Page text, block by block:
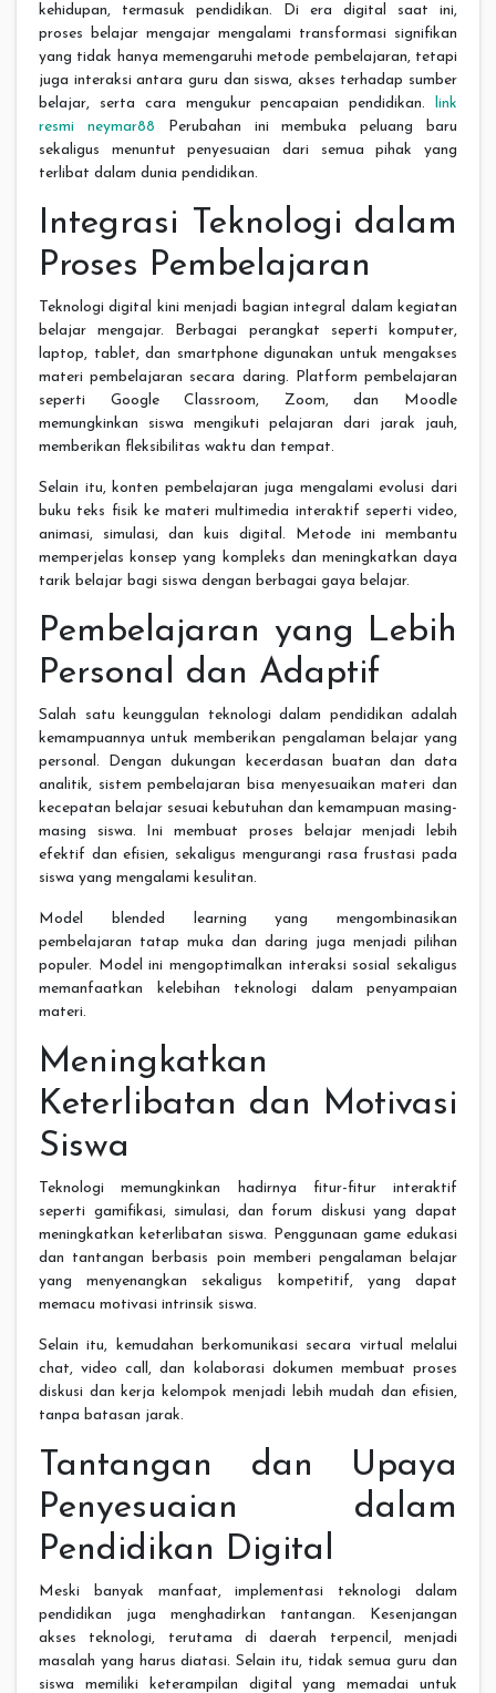
kehidupan, termasuk pendidikan. Di era digital saat ini,
proses belajar mengajar mengalami transformasi signifikan
yang tidak hanya memengaruhi metode pembelajaran, tetapi
juga interaksi antara guru dan siswa, akses terhadap sumber
belajar, serta cara mengukur pencapaian pendidikan. link
resmi neymar88 Perubahan ini membuka peluang baru
sekaligus menuntut penyesuaian dari semua pihak yang
terlibat dalam dunia pendidikan.
Integrasi Teknologi dalam
Proses Pembelajaran
Teknologi digital kini menjadi bagian integral dalam kegiatan
belajar mengajar. Berbagai perangkat seperti komputer,
laptop, tablet, dan smartphone digunakan untuk mengakses
materi pembelajaran secara daring. Platform pembelajaran
seperti Google Classroom, Zoom, dan Moodle
memungkinkan siswa mengikuti pelajaran dari jarak jauh,
memberikan fleksibilitas waktu dan tempat.
Selain itu, konten pembelajaran juga mengalami evolusi dari
buku teks fisik ke materi multimedia interaktif seperti video,
animasi, simulasi, dan kuis digital. Metode ini membantu
memperjelas konsep yang kompleks dan meningkatkan daya
tarik belajar bagi siswa dengan berbagai gaya belajar.
Pembelajaran yang Lebih
Personal dan Adaptif
Salah satu keunggulan teknologi dalam pendidikan adalah
kemampuannya untuk memberikan pengalaman belajar yang
personal. Dengan dukungan kecerdasan buatan dan data
analitik, sistem pembelajaran bisa menyesuaikan materi dan
kecepatan belajar sesuai kebutuhan dan kemampuan masing-
masing siswa. Ini membuat proses belajar menjadi lebih
efektif dan efisien, sekaligus mengurangi rasa frustasi pada
siswa yang mengalami kesulitan.
Model blended learning yang mengombinasikan
pembelajaran tatap muka dan daring juga menjadi pilihan
populer. Model ini mengoptimalkan interaksi sosial sekaligus
memanfaatkan kelebihan teknologi dalam penyampaian
materi.
Meningkatkan
Keterlibatan dan Motivasi
Siswa
Teknologi memungkinkan hadirnya fitur-fitur interaktif
seperti gamifikasi, simulasi, dan forum diskusi yang dapat
meningkatkan keterlibatan siswa. Penggunaan game edukasi
dan tantangan berbasis poin memberi pengalaman belajar
yang menyenangkan sekaligus kompetitif, yang dapat
memacu motivasi intrinsik siswa.
Selain itu, kemudahan berkomunikasi secara virtual melalui
chat, video call, dan kolaborasi dokumen membuat proses
diskusi dan kerja kelompok menjadi lebih mudah dan efisien,
tanpa batasan jarak.
Tantangan dan Upaya
Penyesuaian dalam
Pendidikan Digital
Meski banyak manfaat, implementasi teknologi dalam
pendidikan juga menghadirkan tantangan. Kesenjangan
akses teknologi, terutama di daerah terpencil, menjadi
masalah yang harus diatasi. Selain itu, tidak semua guru dan
siswa memiliki keterampilan digital yang memadai untuk